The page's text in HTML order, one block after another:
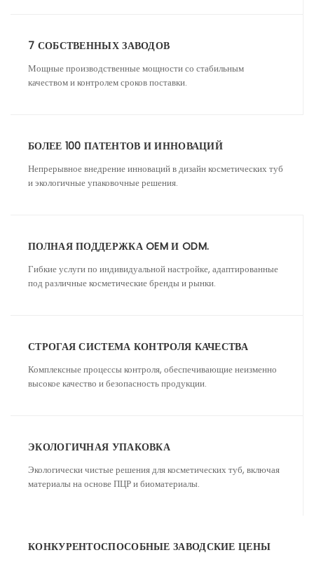
7 СОБСТВЕННЫХ ЗАВОДОВ
Мощные производственные мощности со стабильным
качеством и контролем сроков поставки.
БОЛЕЕ 100 ПАТЕНТОВ И ИННОВАЦИЙ
Непрерывное внедрение инноваций в дизайн косметических туб
и экологичные упаковочные решения.
ПОЛНАЯ ПОДДЕРЖКА OEM И ODM.
Гибкие услуги по индивидуальной настройке, адаптированные
под различные косметические бренды и рынки.
СТРОГАЯ СИСТЕМА КОНТРОЛЯ КАЧЕСТВА
Комплексные процессы контроля, обеспечивающие неизменно
высокое качество и безопасность продукции.
ЭКОЛОГИЧНАЯ УПАКОВКА
Экологически чистые решения для косметических туб, включая
материалы на основе ПЦР и биоматериалы.
КОНКУРЕНТОСПОСОБНЫЕ ЗАВОДСКИЕ ЦЕНЫ